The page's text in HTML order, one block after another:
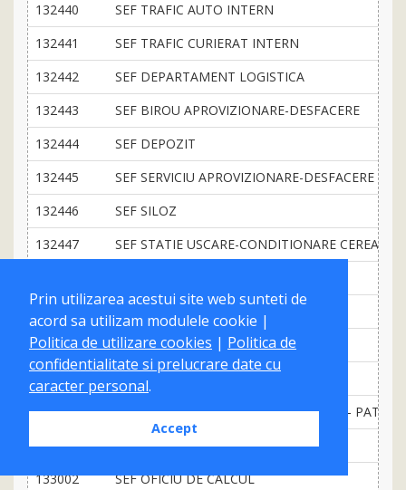
Prin utilizarea acestui site web sunteti de
acord sa utilizam modulele cookie |
Politica de utilizare cookies | Politica de
confidentialitate si prelucrare date cu
caracter personal.
Accept
132440
SEF TRAFIC AUTO INTERN
132441
SEF TRAFIC CURIERAT INTERN
132442
SEF DEPARTAMENT LOGISTICA
132443
SEF BIROU APROVIZIONARE-DESFACERE
132444
SEF DEPOZIT
132445
SEF SERVICIU APROVIZIONARE-DESFACERE
132446
SEF SILOZ
132447
SEF STATIE USCARE-CONDITIONARE CEREALE
132449
MANAGER FARMACII
132450
MANAGER APROVIZIONARE
132451
MANAGER RELATIA CU FURNIZORII
132452
CONDUCATOR INTREPRINDERE MICA -
133001
DIRECTOR CENTRU DE CALCUL
133002
SEF OFICIU DE CALCUL